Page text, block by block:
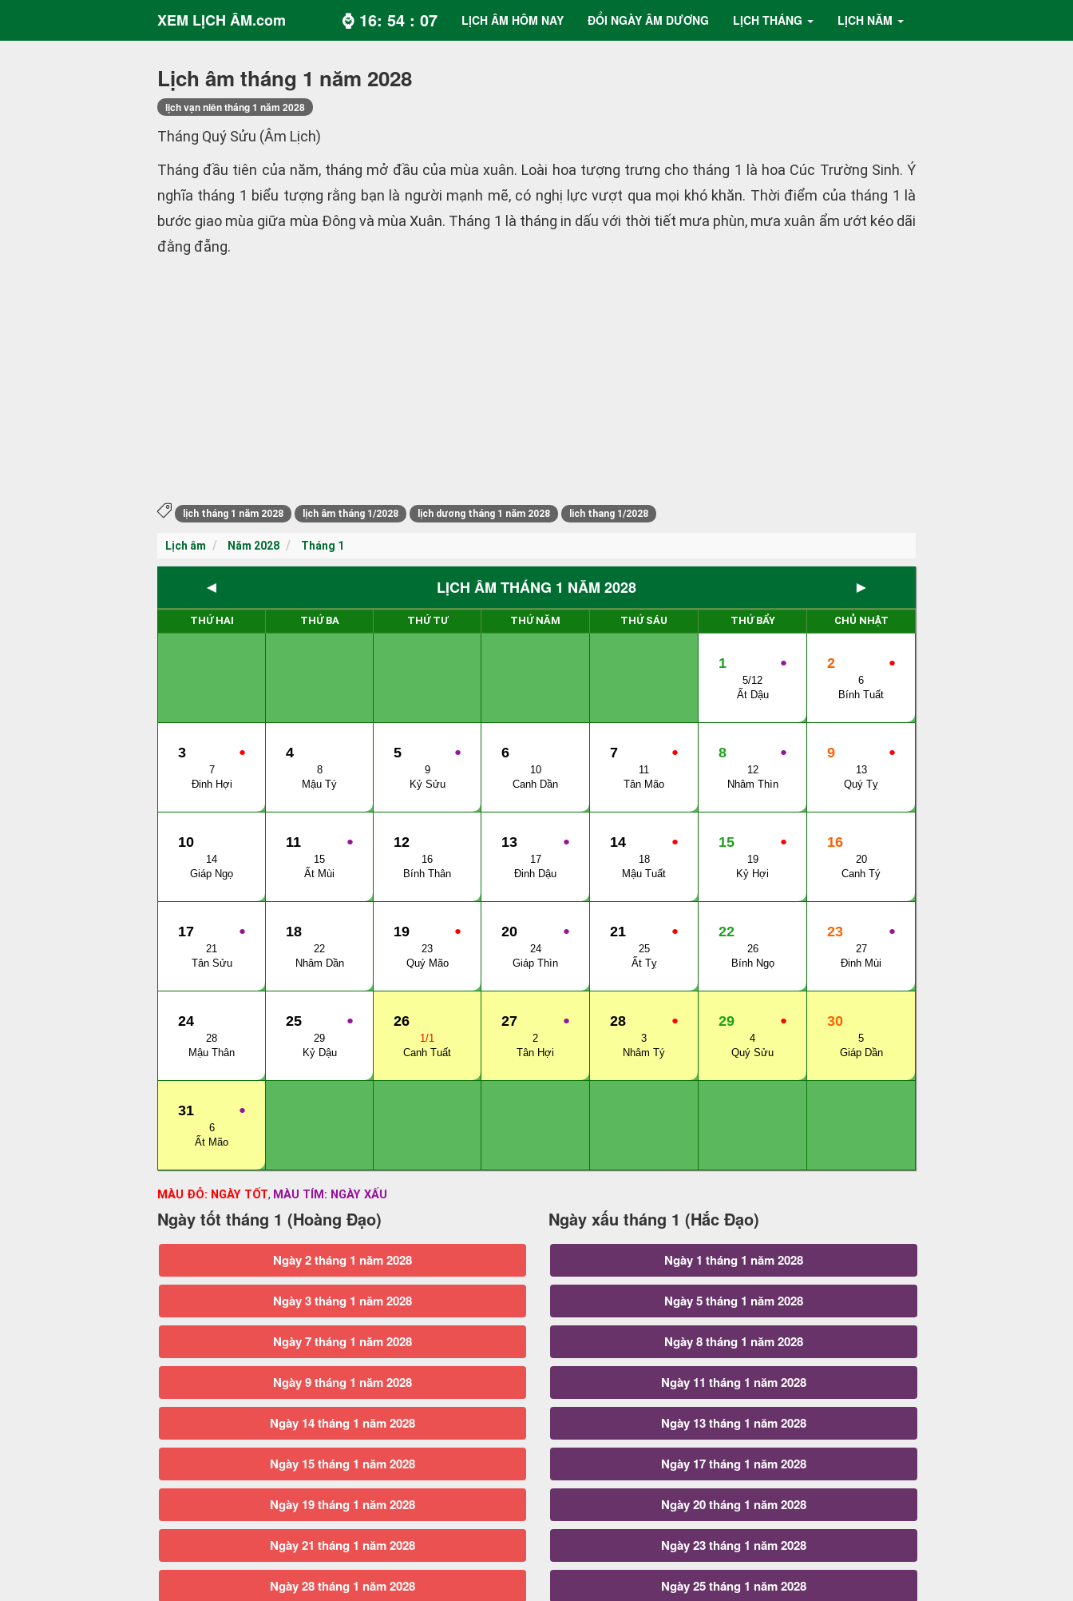
XEM LỊCH ÂM.com ⌚ 16: 54 : 08 LỊCH ÂM HÔM NAY ĐỔI NGÀY ÂM DƯƠNG LỊCH THÁNG LỊCH NĂM
Lịch âm tháng 1 năm 2028
lịch vạn niên tháng 1 năm 2028
Tháng Quý Sửu (Âm Lịch)
Tháng đầu tiên của năm, tháng mở đầu của mùa xuân. Loài hoa tượng trưng cho tháng 1 là hoa Cúc Trường Sinh. Ý
nghĩa tháng 1 biểu tượng rằng bạn là người mạnh mẽ, có nghị lực vượt qua mọi khó khăn. Thời điểm của tháng 1 là
bước giao mùa giữa mùa Đông và mùa Xuân. Tháng 1 là tháng in dấu với thời tiết mưa phùn, mưa xuân ẩm ướt kéo dãi
đằng đẵng.
lịch tháng 1 năm 2028 lịch âm tháng 1/2028 lịch dương tháng 1 năm 2028 lich thang 1/2028
Lịch âm Năm 2028 Tháng 1
◄ LỊCH ÂM THÁNG 1 NĂM 2028 ►
THỨ HAI THỨ BA THỨ TƯ THỨ NĂM THỨ SÁU THỨ BẨY CHỦ NHẬT
●
1
5/12
Ất Dậu
●
2
6
Bính Tuất
●
3
7
Đinh Hợi
4
8
Mậu Tý
●
5
9
Kỷ Sửu
6
10
Canh Dần
●
7
11
Tân Mão
●
8
12
Nhâm Thìn
●
9
13
Quý Tỵ
10
14
Giáp Ngọ
●
11
15
Ất Mùi
12
16
Bính Thân
●
13
17
Đinh Dậu
●
14
18
Mậu Tuất
●
15
19
Kỷ Hợi
16
20
Canh Tý
●
17
21
Tân Sửu
18
22
Nhâm Dần
●
19
23
Quý Mão
●
20
24
Giáp Thìn
●
21
25
Ất Tỵ
22
26
Bính Ngọ
●
23
27
Đinh Mùi
24
28
Mậu Thân
●
25
29
Kỷ Dậu
26
1/1
Canh Tuất
●
27
2
Tân Hợi
●
28
3
Nhâm Tý
●
29
4
Quý Sửu
30
5
Giáp Dần
●
31
6
Ất Mão
MÀU ĐỎ: NGÀY TỐT, MÀU TÍM: NGÀY XẤU
Ngày tốt tháng 1 (Hoàng Đạo)
Ngày 2 tháng 1 năm 2028
Ngày 3 tháng 1 năm 2028
Ngày 7 tháng 1 năm 2028
Ngày 9 tháng 1 năm 2028
Ngày 14 tháng 1 năm 2028
Ngày 15 tháng 1 năm 2028
Ngày 19 tháng 1 năm 2028
Ngày 21 tháng 1 năm 2028
Ngày 28 tháng 1 năm 2028
Ngày xấu tháng 1 (Hắc Đạo)
Ngày 1 tháng 1 năm 2028
Ngày 5 tháng 1 năm 2028
Ngày 8 tháng 1 năm 2028
Ngày 11 tháng 1 năm 2028
Ngày 13 tháng 1 năm 2028
Ngày 17 tháng 1 năm 2028
Ngày 20 tháng 1 năm 2028
Ngày 23 tháng 1 năm 2028
Ngày 25 tháng 1 năm 2028